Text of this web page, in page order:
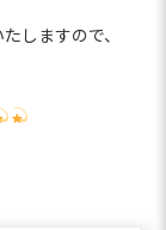
しますので、